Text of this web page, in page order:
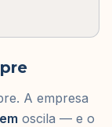
A empresa
oscila — e o